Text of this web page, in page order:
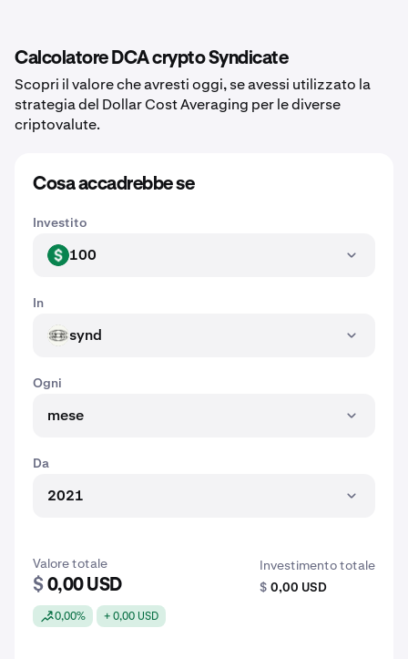
Calcolatore DCA crypto Syndicate
Scopri il valore che avresti oggi, se avessi utilizzato la
strategia del Dollar Cost Averaging per le diverse
criptovalute.
Cosa accadrebbe se
Investito
USD 100
In
SYND synd
Ogni
mese
Da
2021
Valore totale
$ 0,00 USD
0,00% + 0,00 USD
Investimento totale
$ 0,00 USD